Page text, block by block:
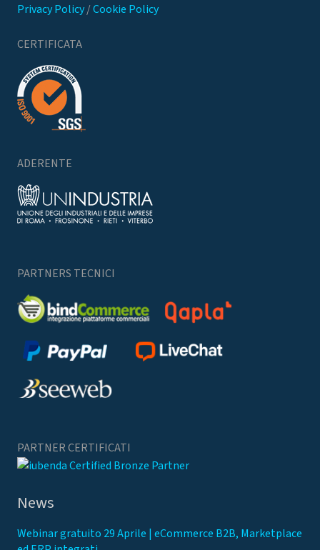
Privacy Policy/Cookie Policy
CERTIFICATA
ADERENTE
PARTNERS TECNICI
PARTNER CERTIFICATI
News
Webinar gratuito 29 Aprile | eCommerce B2B, Marketplace